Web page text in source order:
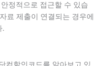
정적으로 접근할 수 있습
료 제출이 연결되는 경우에
.